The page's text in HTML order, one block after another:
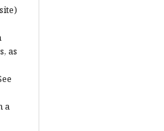
as
a